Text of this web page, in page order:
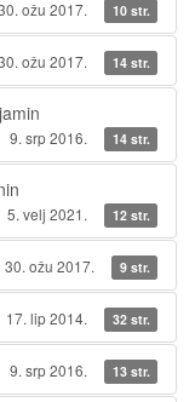
ožu 2017. 10 str.
ožu 2017. 14 str.
9. srp 2016. 14 str.
5. velj 2021. 12 str.
30. ožu 2017. 9 str.
17. lip 2014. 32 str.
9. srp 2016. 13 str.